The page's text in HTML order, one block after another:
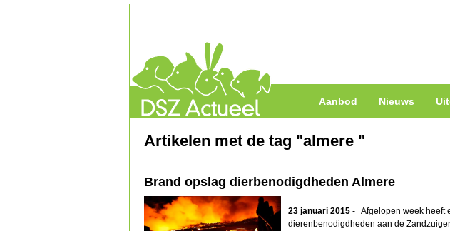
Aanbod Nieuws
Artikelen met de tag "almere "
Brand opslag dierbenodigdheden Almere
23 januari 2015 - Afgelopen week heeft
dierenbenodigdheden aan de